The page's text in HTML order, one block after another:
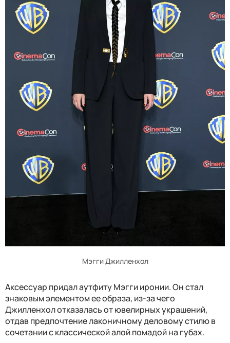
Мэгги Джилленхол
Аксессуар придал аутфиту Мэгги иронии. Он стал
знаковым элементом ее образа, из-за чего
Джилленхол отказалась от ювелирных украшений,
отдав предпочтение лаконичному деловому стилю в
сочетании с классической алой помадой на губах.